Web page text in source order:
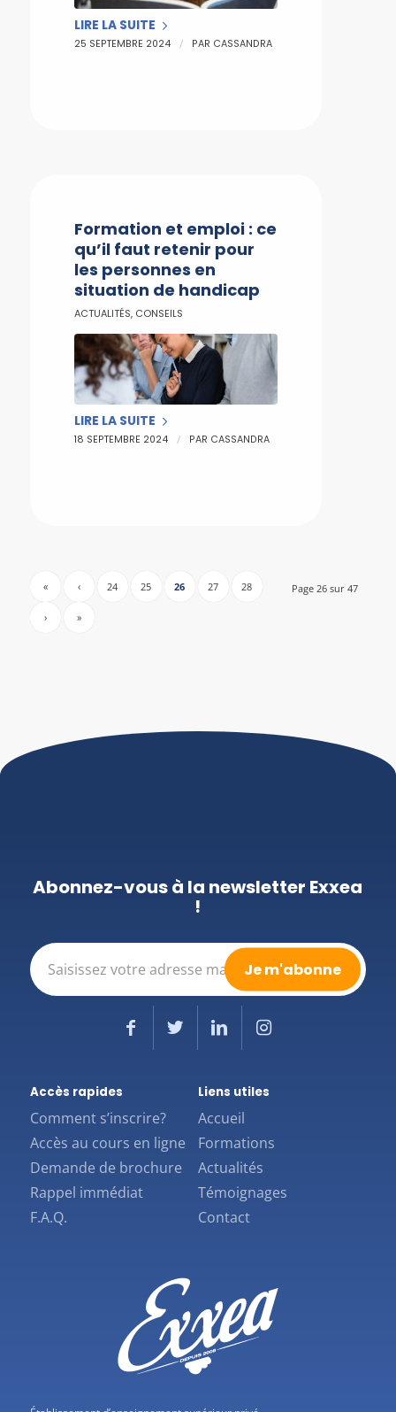
LIRE LA SUITE
25 SEPTEMBRE 2024 / PAR CASSANDRA
Formation et emploi : ce
qu’il faut retenir pour
les personnes en
situation de handicap
ACTUALITÉS, CONSEILS
LIRE LA SUITE
18 SEPTEMBRE 2024 / PAR CASSANDRA
Page 26 sur 47
« ‹ 24 25 26 27 28
› »
Abonnez-vous à la newsletter Exxea
!
E-
mail
(Nécessaire)
Accès rapides
Comment s’inscrire?
Accès au cours en ligne
Demande de brochure
Rappel immédiat
F.A.Q.
Liens utiles
Accueil
Formations
Actualités
Témoignages
Contact